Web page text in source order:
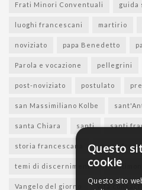
Frati Minori Conventuali guida
luoghi francescani martirio
noviziato papa Benedetto
Parola e vocazione pellegrini
post-noviziato postulato
san Massimiliano Kolbe
santa Chiara santi santi
storia francescana suore
temi di discernimento
Vangelo del giorno
Questo
cookie
Questo sito